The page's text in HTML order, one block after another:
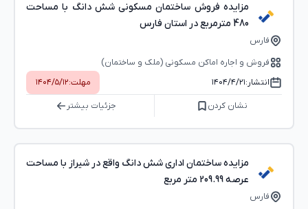
مزایده فروش ساختمان مسکونی شش دانگ با مساحت
480 مترمربع در استان فارس
فارس
فروش و اجاره اماکن مسکونی (ملک و ساختمان)
انتشار:۱۴۰۴/۴/۲۱ مهلت:۱۴۰۴/۵/۱۲
نشان کردن جزئیات بیشتر
مزایده ساختمان اداری شش دانگ واقع در شیراز با مساحت
عرصه 209.99 متر مربع
فارس